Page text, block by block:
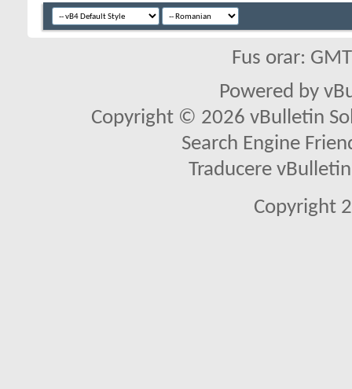
Fus orar:
Powered by
Copyright © 2026 vBulletin
Search Engine
Traducere
Copyright